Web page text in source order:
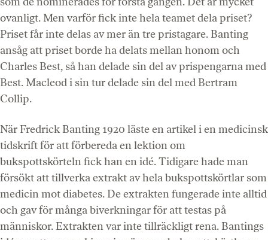
ovanligt. Men varför fick inte hela teamet dela priset?
Priset får inte delas av mer än tre pristagare. Banting
ansåg att priset borde ha delats mellan honom och
Charles Best, så han delade sin del av prispengarna med
Best. Macleod i sin tur delade sin del med Bertram
Collip.
När Fredrick Banting 1920 läste en artikel i en medicinsk
tidskrift för att förbereda en lektion om
bukspottskörteln fick han en idé. Tidigare hade man
försökt att tillverka extrakt av hela bukspottskörtlar som
medicin mot diabetes. De extrakten fungerade inte alltid
och gav för många biverkningar för att testas på
människor. Extrakten var inte tillräckligt rena. Bantings